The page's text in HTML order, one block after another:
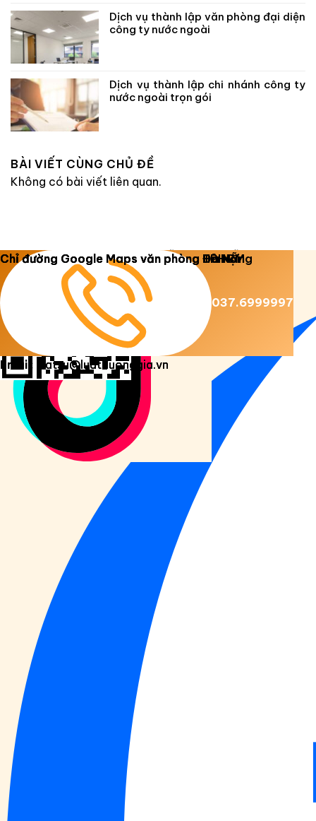
Dịch vụ thành lập văn phòng đại diện
công ty nước ngoài
Dịch vụ thành lập chi nhánh công ty
nước ngoài trọn gói
BÀI VIẾT CÙNG CHỦ ĐỀ
Không có bài viết liên quan.
Copyright 2026 © Luật Dương Gia